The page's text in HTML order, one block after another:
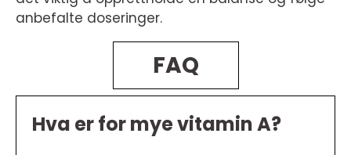
anbefalte doseringer.
FAQ
Hva er for mye vitamin A?